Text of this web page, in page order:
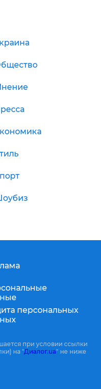
персональных
при условии ссылки
на "Диалог.ua" не ниже